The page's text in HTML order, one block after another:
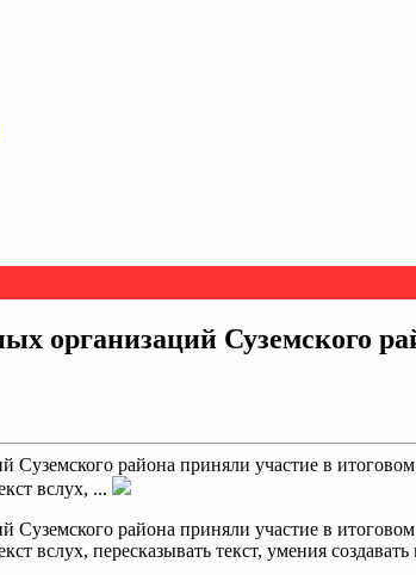
организаций Суземского
района приняли участие в
вслух, ...
района приняли участие в
вслух, пересказывать текст, умения